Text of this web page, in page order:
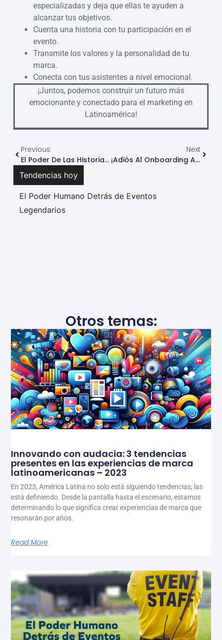
especializadas y deja que ellas te ayuden a
alcanzar tus objetivos.
Cuenta una historia con tu participación en el
evento.
Transmite los valores y la personalidad de tu
marca.
Conecta con tus asistentes a nivel emocional.
¡Juntos, podemos construir un futuro más
emocionante y conectado para el marketing en
Latinoamérica!
Previous
El Poder De Las Historias En El Marketing
Next
¡Adiós Al Onboarding Aburrido! Experiencia De Marca Clave Para La Felicidad Y Retención Del Talento.
Tendencias hoy
El Poder Humano Detrás de Eventos
Legendarios
Otros temas:
Innovando con audacia: 3 tendencias
presentes en las experiencias de marca
latinoamericanas – 2023
En 2023, América Latina no solo está siguiendo tendencias; las
está definiendo. Desde la pantalla hasta el escenario, estamos
determinando lo que significa crear experiencias de marca que
resonarán por años.
Read More